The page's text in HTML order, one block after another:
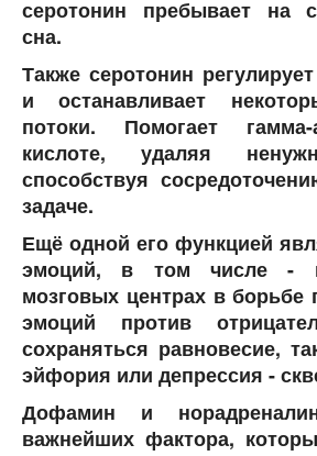
серотонин пребывает на
сна.
Также серотонин
и останавливает
потоки. Помогает гамма-
кислоте, удаляя
способствуя
задаче.
Ещё одной его функцией
эмоций, в том числе -
мозговых центрах в борьбе
эмоций против
сохраняться равновесие,
эйфория или депрессия -
Дофамин и
важнейших фактора,